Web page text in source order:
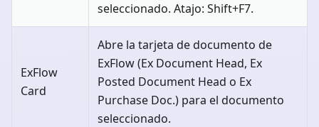
seleccionado. Atajo: Shift+F7.
ExFlow
Card
Abre la tarjeta de documento de
ExFlow (Ex Document Head, Ex
Posted Document Head o Ex
Purchase Doc.) para el documento
seleccionado.